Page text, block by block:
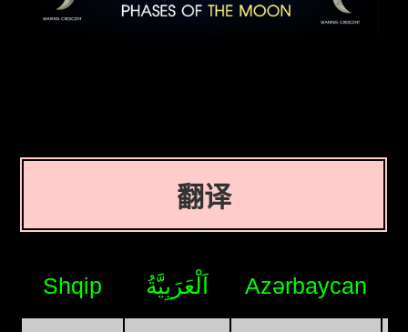
翻译
Shqip اَلْعَرَبِيَّةُ Azərbaycan